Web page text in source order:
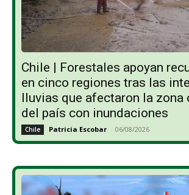
Chile | Forestales apoyan
en cinco regiones tras las
lluvias que afectaron la zona
del país con inundaciones
Chile Patricia Escobar - 06/08/2026